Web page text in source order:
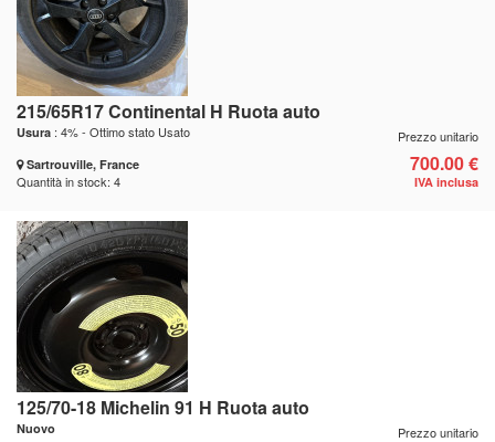
215/65R17 Continental H Ruota auto
Usura : 4% - Ottimo stato Usato
Sartrouville, France
Quantità in stock: 4
Prezzo unitario
700.00 €
IVA inclusa
125/70-18 Michelin 91 H Ruota auto
Nuovo
Prezzo unitario